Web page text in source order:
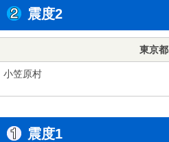
震度2
東京都
小笠原村
震度1